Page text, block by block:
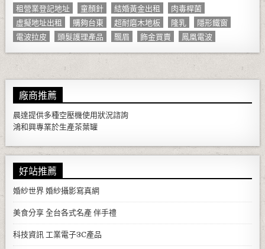
租營業登記地址
童顏針 結婚黃金出租
肉毒桿菌
虛擬地址出租
購夠台東 超耐磨木地板 隆乳
隱形鐵窗
電波拉皮
頭髮護理產品 飄眉 飾金買賣 鳳凰電波
廠商推薦
晨達提供多種空壓機使用狀況諮詢
鴻和興專業於生產茶葉罐
好站推薦
婚紗世界 婚紗攝影寫真網
美食分享 全台各式名產 伴手禮
科技資訊 工業電子3C產品